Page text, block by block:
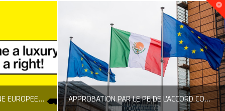
APPROBATION PAR LE PE DE L’ACCORD COMMERCIAL ENTRE L’UE ET LE MEXIQUE APPEL DU CESE À UNE MEILLEURE PRÉVENTION DES FEUX DE FORÊTS